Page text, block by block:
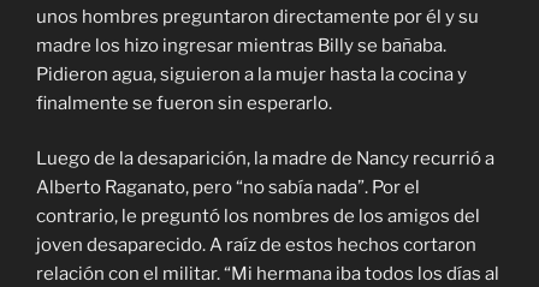
unos hombres preguntaron directamente por él y su
madre los hizo ingresar mientras Billy se bañaba.
Pidieron agua, siguieron a la mujer hasta la cocina y
finalmente se fueron sin esperarlo.
Luego de la desaparición, la madre de Nancy recurrió a
Alberto Raganato, pero “no sabía nada”. Por el
contrario, le preguntó los nombres de los amigos del
joven desaparecido. A raíz de estos hechos cortaron
relación con el militar. “Mi hermana iba todos los días al